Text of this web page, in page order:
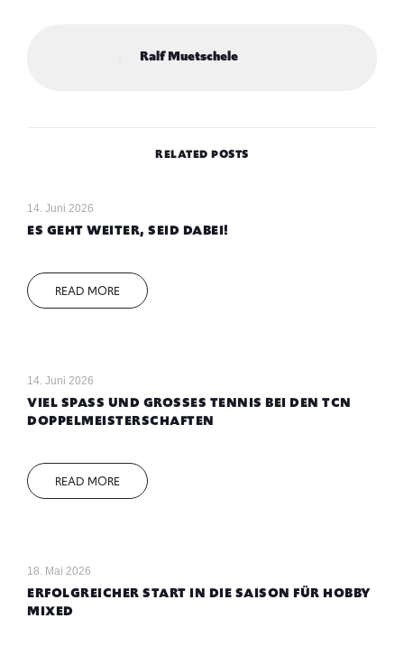
Ralf Muetschele
RELATED POSTS
14. Juni 2026
ES GEHT WEITER, SEID DABEI!
READ MORE
14. Juni 2026
VIEL SPASS UND GROSSES TENNIS BEI DEN TCN DO
PPELMEISTERSCHAFTEN
READ MORE
18. Mai 2026
ERFOLGREICHER START IN DIE SAISON FÜR HOBBY
MIXED